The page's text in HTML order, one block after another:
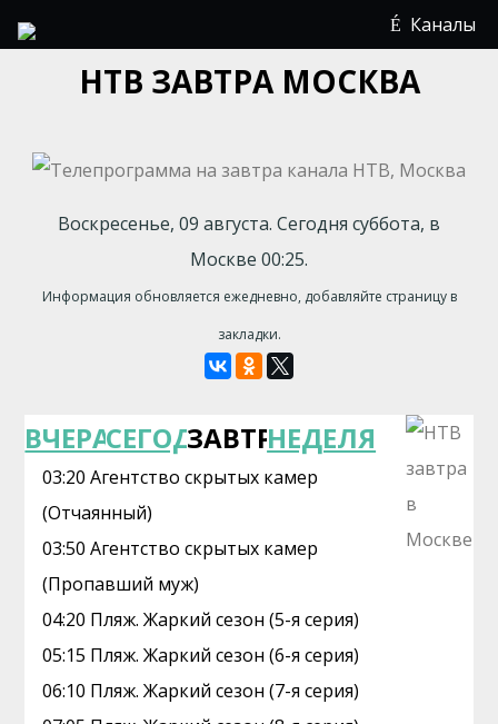
Каналы
НТВ ЗАВТРА МОСКВА
Воскресенье, 09 августа. Сегодня суббота, в
Москве 00:25.
Информация обновляется ежедневно, добавляйте страницу в
закладки.
ВЧЕРАСЕГОДНЯЗАВТРАНЕДЕЛЯ
03:20 Агентство скрытых камер
(Отчаянный)
03:50 Агентство скрытых камер
(Пропавший муж)
04:20 Пляж. Жаркий сезон (5-я серия)
05:15 Пляж. Жаркий сезон (6-я серия)
06:10 Пляж. Жаркий сезон (7-я серия)